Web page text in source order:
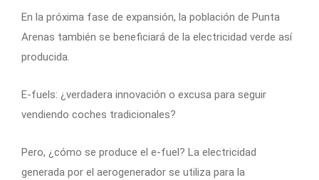
En la próxima fase de expansión, la población de Punta
Arenas también se beneficiará de la electricidad verde así
producida.
E-fuels: ¿verdadera innovación o excusa para seguir
vendiendo coches tradicionales?
Pero, ¿cómo se produce el e-fuel? La electricidad
generada por el aerogenerador se utiliza para la